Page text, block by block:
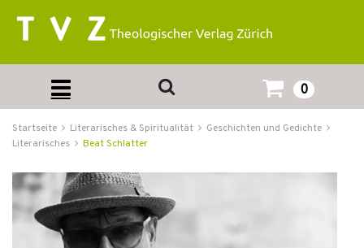
0
Startseite Literarisches & Spiritualität
Geschichten und Gedichte
Literarisches
Beat Schlatter